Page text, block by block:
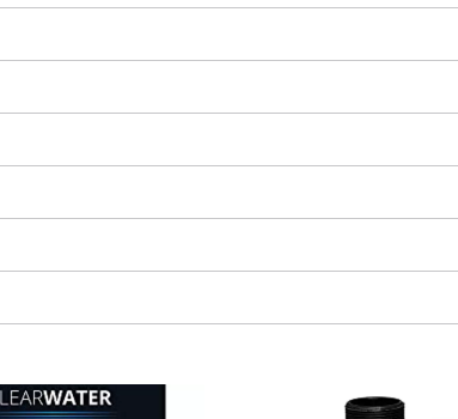
K načtení služby Google Maps
Powered byUsercentrics Consent